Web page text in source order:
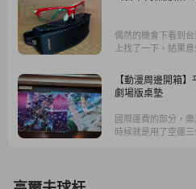
偶然的機會下看到
上找了一下，結果
這種臉小的人。也
【動漫周邊開箱
劇場版桌墊
國際運費的部分，
時候就是用了空運